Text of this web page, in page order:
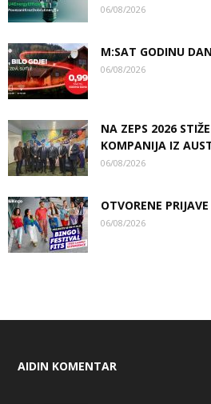
06/08/2026
M:SAT GODINU
06/08/2026
NA ZEPS 2026
KOMPANIJA IZ
06/08/2026
OTVORENE
06/08/2026
AIDIN KOMENTAR